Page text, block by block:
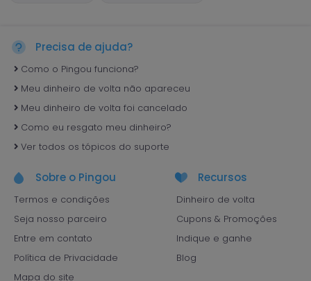
Precisa de ajuda?
Como o Pingou funciona?
Meu dinheiro de volta não apareceu
Meu dinheiro de volta foi cancelado
Como eu resgato meu dinheiro?
Ver todos os tópicos do suporte
Sobre o Pingou
Termos e condições
Seja nosso parceiro
Entre em contato
Política de Privacidade
Mapa do site
Recursos
Dinheiro de volta
Cupons & Promoções
Indique e ganhe
Blog